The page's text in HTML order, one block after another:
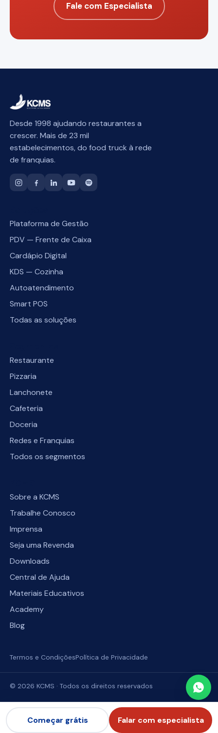
Fale com Especialista
Desde 1998 ajudando restaurantes a
crescer. Mais de 23 mil
estabelecimentos, do food truck à rede
de franquias.
Plataforma de Gestão
PDV — Frente de Caixa
Cardápio Digital
KDS — Cozinha
Autoatendimento
Smart POS
Todas as soluções
Restaurante
Pizzaria
Lanchonete
Cafeteria
Doceria
Redes e Franquias
Todos os segmentos
Sobre a KCMS
Trabalhe Conosco
Imprensa
Seja uma Revenda
Downloads
Central de Ajuda
Materiais Educativos
Academy
Blog
Termos e CondiçõesPolítica de Privacidade
© 2026 KCMS · Todos os direitos reservados
Começar grátis Falar com especialista